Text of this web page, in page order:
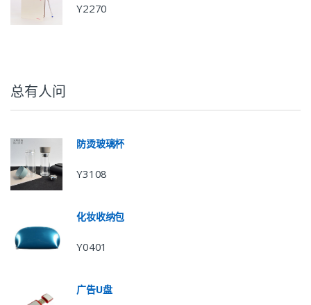
Y2270
总有人问
防烫玻璃杯
Y3108
化妆收纳包
Y0401
广告U盘